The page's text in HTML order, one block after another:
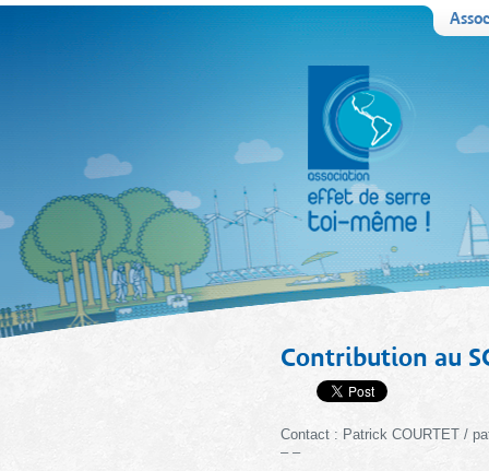
Contribution au
Contact : Patrick COURTET /
– –